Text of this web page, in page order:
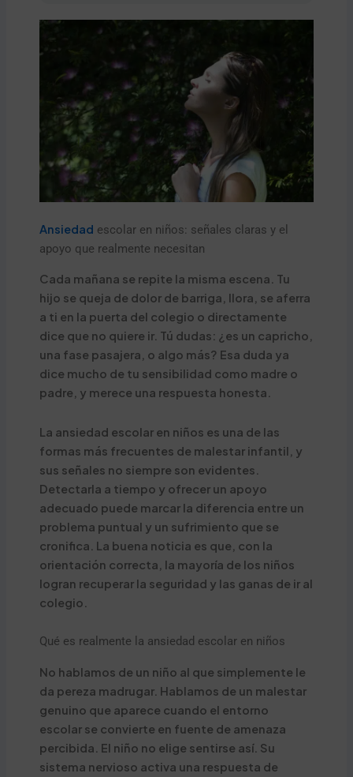
Ansiedad escolar en niños: señales claras y el
apoyo que realmente necesitan
Cada mañana se repite la misma escena. Tu
hijo se queja de dolor de barriga, llora, se aferra
a ti en la puerta del colegio o directamente
dice que no quiere ir. Tú dudas: ¿es un capricho,
una fase pasajera, o algo más? Esa duda ya
dice mucho de tu sensibilidad como madre o
padre, y merece una respuesta honesta.
La ansiedad escolar en niños es una de las
formas más frecuentes de malestar infantil, y
sus señales no siempre son evidentes.
Detectarla a tiempo y ofrecer un apoyo
adecuado puede marcar la diferencia entre un
problema puntual y un sufrimiento que se
cronifica. La buena noticia es que, con la
orientación correcta, la mayoría de los niños
logran recuperar la seguridad y las ganas de ir al
colegio.
Qué es realmente la ansiedad escolar en niños
No hablamos de un niño al que simplemente le
da pereza madrugar. Hablamos de un malestar
genuino que aparece cuando el entorno
escolar se convierte en fuente de amenaza
percibida. El niño no elige sentirse así. Su
sistema nervioso activa una respuesta de